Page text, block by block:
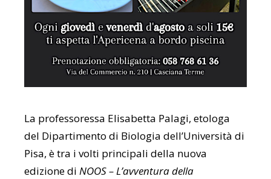
La professoressa Elisabetta Palagi, etologa
del Dipartimento di Biologia dell’Università di
Pisa, è tra i volti principali della nuova
edizione di NOOS – L’avventura della